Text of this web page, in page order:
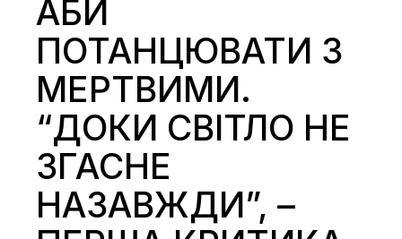
АБИ
ПОТАНЦЮВАТИ З
МЕРТВИМИ.
“ДОКИ СВІТЛО НЕ
ЗГАСНЕ
НАЗАВЖДИ”, –